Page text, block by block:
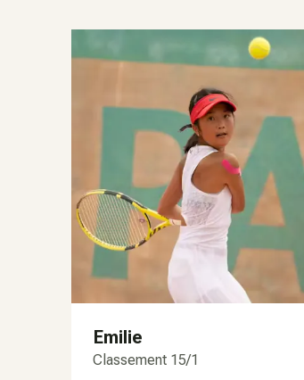
Emilie
Classement 15/1